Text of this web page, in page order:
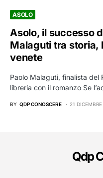
ASOLO
Asolo, il successo
Malaguti tra storia,
venete
Paolo Malaguti, finalista del
libreria con il romanzo Se
BY QDP CONOSCERE 21
Qdp